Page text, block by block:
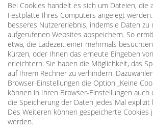
Bei Cookies handelt es sich um Dateien, die
Festplatte Ihres Computers angelegt
besseres Nutzererlebnis, indemsie Daten zu
aufgerufenen Websites abspeichern. So
etwa, die Ladezeit einer mehrmals
kürzen, oder Ihnen das erneute Eingeben
erleichtern. Sie haben die Möglichkeit, das
auf Ihrem Rechner zu verhindern.
Browser-Einstellungen die Option „Keine
können in Ihren Browser-Einstellungen auch
die Speicherung der Daten jedes Mal
Des Weiteren können gespeicherte Cookies
werden.